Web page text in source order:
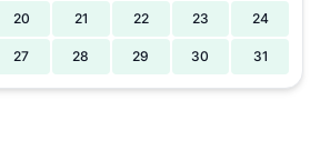
20 21 22 23 24
27 28 29 30 31